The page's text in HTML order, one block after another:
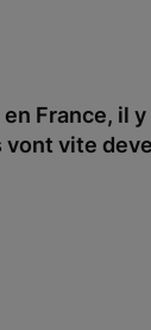
France, il
vite